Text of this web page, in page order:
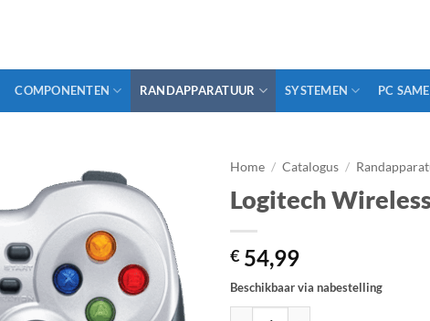
COMPONENTEN RANDAPPARATUUR SYSTEMEN PC
Home / Catalogus /
Logitech
€ 54,99
Beschikbaar via nabestelling